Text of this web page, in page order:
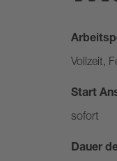
Vollzeit,
Start
sofort
Dauer